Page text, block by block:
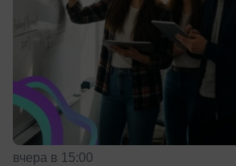
вчера в 15:00